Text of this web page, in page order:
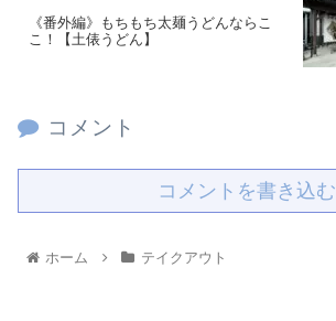
《番外編》もちもち太麺うどんならこ
こ！【土俵うどん】
コメント
コメントを書き込む
ホーム テイクアウト